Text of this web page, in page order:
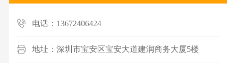
电话：13672406424
地址：深圳市宝安区宝安大道建润商务大厦5楼